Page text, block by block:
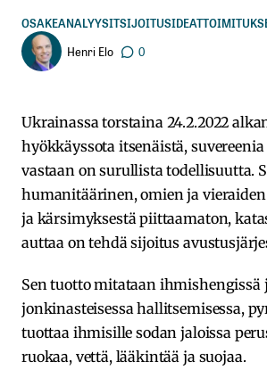
OSAKEANALYYSITSIJOITUSIDEAT
Henri Elo
0
Ukrainassa torstaina 24.2.2022
hyökkäyssota itsenäistä,
vastaan on surullista todellisuutta.
humanitäärinen, omien ja
ja kärsimyksestä piittaamaton,
auttaa on tehdä sijoitus
Sen tuotto mitataan ihmishengissä
jonkinasteisessa hallitsemisessa,
tuottaa ihmisille sodan jaloissa
ruokaa, vettä, lääkintää ja suojaa.